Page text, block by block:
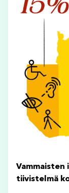
Vammaisten
tiivistelmä